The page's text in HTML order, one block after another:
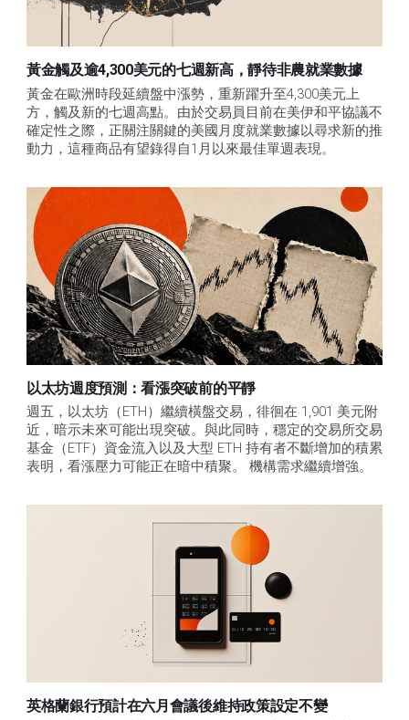
黃金觸及逾4,300美元的七週新高，靜待非農就業數據
黃金在歐洲時段延續盤中漲勢，重新躍升至4,300美元上
方，觸及新的七週高點。由於交易員目前在美伊和平協議不
確定性之際，正關注關鍵的美國月度就業數據以尋求新的推
動力，這種商品有望錄得自1月以來最佳單週表現。
以太坊週度預測：看漲突破前的平靜
週五，以太坊（ETH）繼續橫盤交易，徘徊在 1,901 美元附
近，暗示未來可能出現突破。與此同時，穩定的交易所交易
基金（ETF）資金流入以及大型 ETH 持有者不斷增加的積累
表明，看漲壓力可能正在暗中積聚。 機構需求繼續增強。
英格蘭銀行預計在六月會議後維持政策設定不變